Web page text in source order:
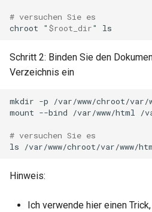
# versuchen Sie es
chroot
" $root_dir"
Schritt 2: Binden Sie den
Verzeichnis ein
mkdir -p
/var/www/chroot/var/
mount --bind /var/www/html /
# versuchen Sie es
ls
Hinweis:
Ich verwende hier einen